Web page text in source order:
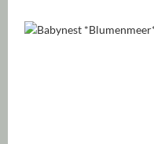
Bildergalerie überspringen